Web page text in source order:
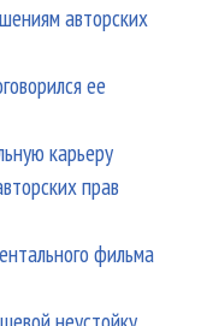
авторских
ее
карьеру
прав
фильма